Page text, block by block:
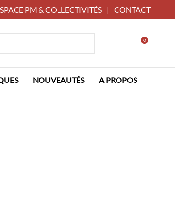
PM & COLLECTIVITÉS | CONTACT
0
NOUVEAUTÉS A PROPOS